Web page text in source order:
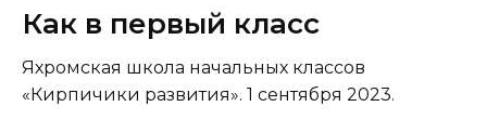
Как в первый класс
Яхромская школа начальных классов
«Кирпичики развития». 1 сентября 2023.